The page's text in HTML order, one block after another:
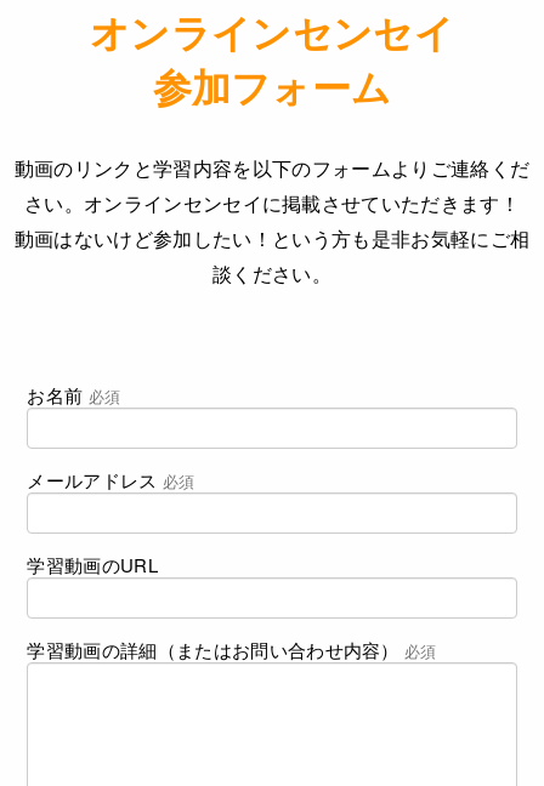
オンラインセンセイ
参加フォーム
動画のリンクと学習内容を以下のフォームよりご連絡くだ
さい。オンラインセンセイに掲載させていただきます！
動画はないけど参加したい！という方も是非お気軽にご相
談ください。
お名前 必須
メールアドレス 必須
学習動画のURL
学習動画の詳細（またはお問い合わせ内容） 必須